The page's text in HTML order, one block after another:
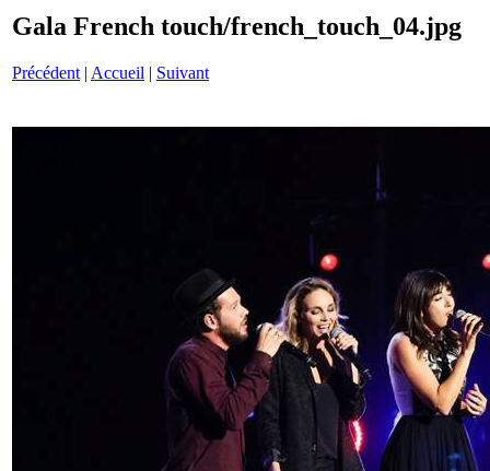
Gala French touch/french_touch_04.jpg
Précédent | Accueil | Suivant